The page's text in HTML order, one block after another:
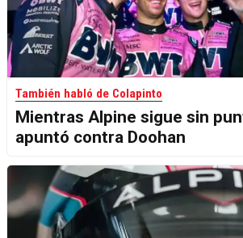
También habló de Colapinto
Mientras Alpine sigue sin
apuntó contra Doohan